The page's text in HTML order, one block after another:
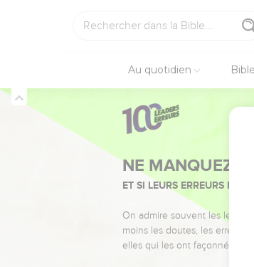
Au quotidien Bible
NE MANQUEZ
ET SI LEURS ERREURS
On admire souvent les
moins les doutes, les erreurs
elles qui les ont façonnés.